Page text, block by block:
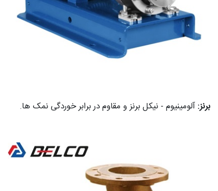
برنز: آلومینیوم - نیکل برنز و مقاوم در برابر خوردگی نمک ها.